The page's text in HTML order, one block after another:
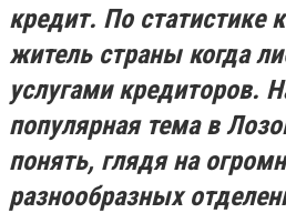
кредит. По статистике
житель страны когда
услугами кредиторов.
популярная тема в
понять, глядя на
разнообразных